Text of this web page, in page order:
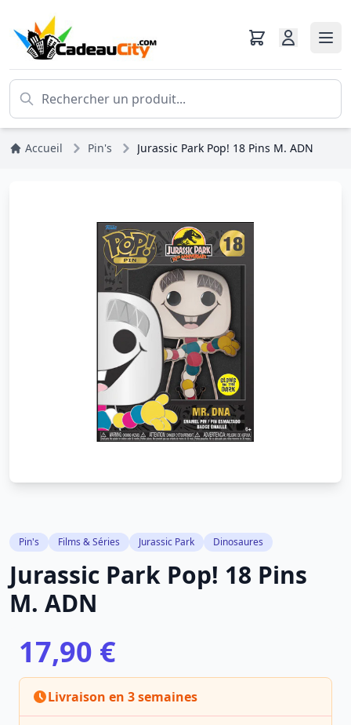
Accueil Pin's Jurassic Park Pop! 18 Pins M. ADN
Pin's Films & Séries Jurassic Park Dinosaures
Jurassic Park Pop! 18 Pins
M. ADN
17,90 €
Livraison en 3 semaines